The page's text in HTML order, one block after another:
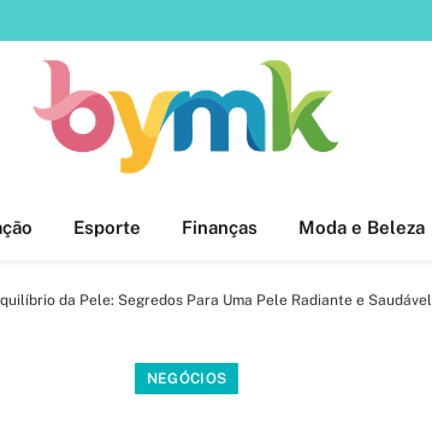
Esporte Finanças Moda e Beleza
da Pele: Segredos Para Uma Pele Radiante e Saudável
NEGÓCIOS